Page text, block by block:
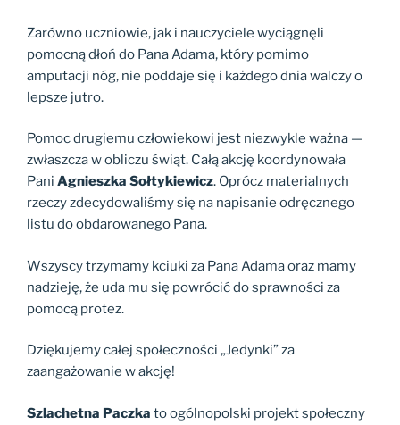
Zarówno uczniowie, jak i nauczyciele wyciągnęli
pomocną dłoń do Pana Adama, który pomimo
amputacji nóg, nie poddaje się i każdego dnia walczy o
lepsze jutro.
Pomoc drugiemu człowiekowi jest niezwykle ważna —
zwłaszcza w obliczu świąt. Całą akcję koordynowała
Pani Agnieszka Sołtykiewicz. Oprócz materialnych
rzeczy zdecydowaliśmy się na napisanie odręcznego
listu do obdarowanego Pana.
Wszyscy trzymamy kciuki za Pana Adama oraz mamy
nadzieję, że uda mu się powrócić do sprawności za
pomocą protez.
Dziękujemy całej społeczności „Jedynki” za
zaangażowanie w akcję!
Szlachetna Paczka to ogólnopolski projekt społeczny